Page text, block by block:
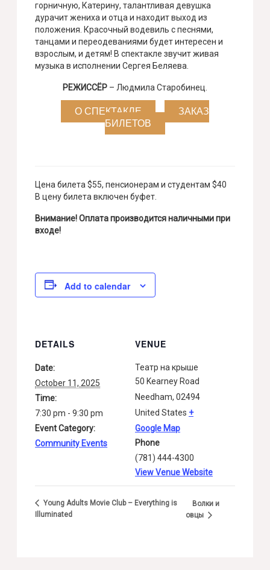
горничную, Катерину, талантливая девушка
дурачит жениха и отца и находит выход из
положения. Красочный водевиль с песнями,
танцами и переодеваниями будет интересен и
взрослым, и детям! В спектакле звучит живая
музыка в исполнении Сергея Беляева.
РЕЖИССЁР– Людмила Старобинец.
О СПЕКТАКЛЕ
ЗАКАЗ
БИЛЕТОВ
Цена билета $55, пенсионерам и студентам $40
В цену билета включен буфет.
Внимание! Оплата производится наличными при
входе!
Add to calendar
DETAILS
Date:
October 11, 2025
Time:
7:30 pm - 9:30 pm
Event Category:
Community Events
VENUE
Театр на крыше
50 Kearney Road
Needham, 02494
United States +
Google Map
Phone
(781) 444-4300
View Venue Website
Young Adults Movie Club – Everything is
Illuminated
Волки и
овцы